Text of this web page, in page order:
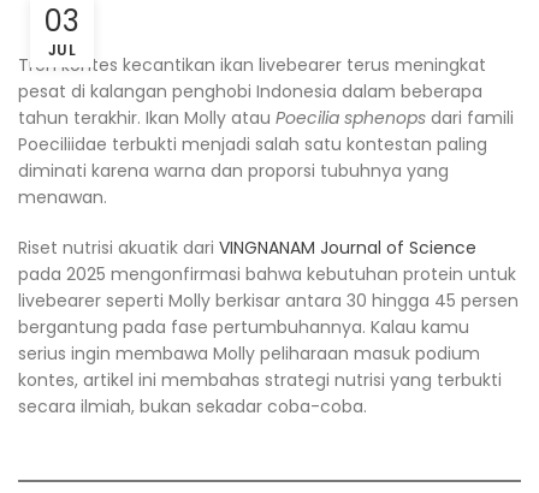
03
JUL
Tren kontes kecantikan ikan livebearer terus meningkat
pesat di kalangan penghobi Indonesia dalam beberapa
tahun terakhir. Ikan Molly atau Poecilia sphenops dari famili
Poeciliidae terbukti menjadi salah satu kontestan paling
diminati karena warna dan proporsi tubuhnya yang
menawan.
Riset nutrisi akuatik dari VINGNANAM Journal of Science
pada 2025 mengonfirmasi bahwa kebutuhan protein untuk
livebearer seperti Molly berkisar antara 30 hingga 45 persen
bergantung pada fase pertumbuhannya. Kalau kamu
serius ingin membawa Molly peliharaan masuk podium
kontes, artikel ini membahas strategi nutrisi yang terbukti
secara ilmiah, bukan sekadar coba-coba.